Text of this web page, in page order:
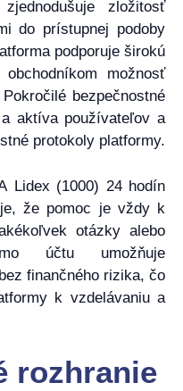
zložitosť
do prístupnej podoby
podporuje širokú
možnosť
bezpečnostné
aktíva používateľov a
protokoly platformy.
Lidex (1000) 24 hodín
že pomoc je vždy k
otázky alebo
účtu umožňuje
finančného rizika, čo
k vzdelávaniu a
rozhranie